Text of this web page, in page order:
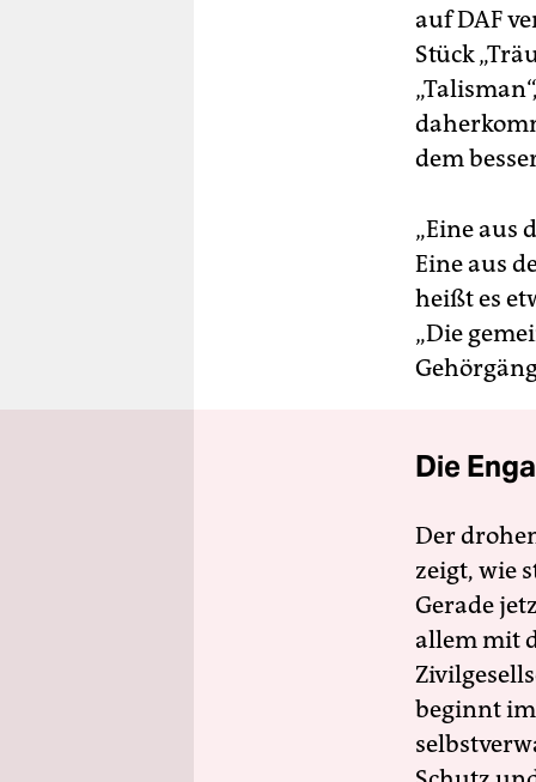
auf DAF
Stück
dem
„Eine aus
Eine aus
heißt es
„Die
Die
Der
zeigt, wie
Gerade
allem mit
beginnt